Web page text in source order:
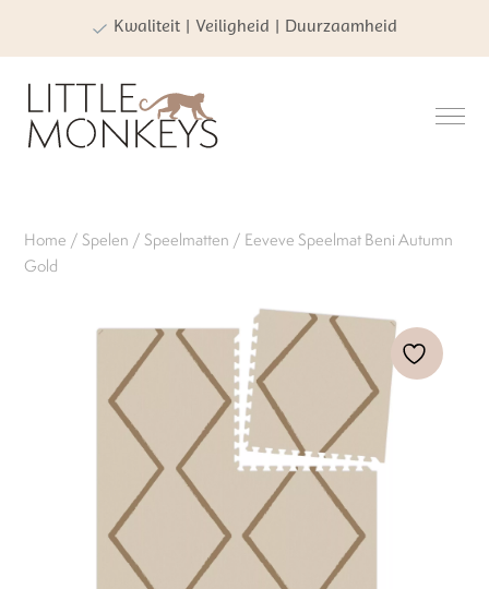
Kwaliteit | Veiligheid | Duurzaamheid
Home /Spelen /Speelmatten / Eeveve Speelmat Beni Autumn
Gold